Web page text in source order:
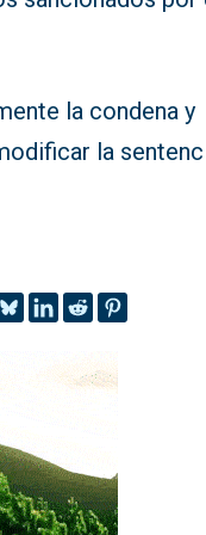
la condena y
la